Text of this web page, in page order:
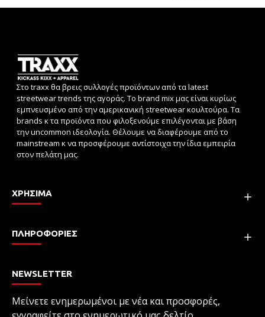
Στο traxx θα βρεις συλλογές προϊόντων από τα latest
streetwear trends της αγοράς. Το brand mix μας είναι κυρίως
εμπνευσμένο από την αμερικανική streetwear κουλτούρα. Τα
brands κ τα προϊόντα που φιλοξενούμε επιλέγονται με βάση
την uncommon ιδεολογία. Θέλουμε να διαφέρουμε από το
mainstream κ να προσφέρουμε αντίστοιχα την ίδια εμπειρία
στον πελάτη μας.
ΧΡΗΣΙΜΑ
ΠΛΗΡΟΦΟΡΙΕΣ
NEWSLETTER
Μείνετε ενημερωμένοι με νέα και προσφορές,